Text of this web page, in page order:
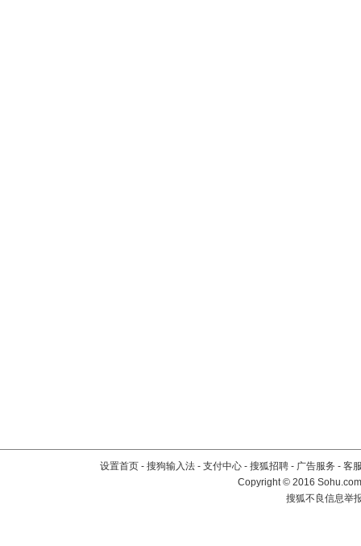
设置首页 - 搜狗输入法 - 支付中心 - 搜狐招聘 - 广告服务 - 客
Copyright©2016
搜狐不良信息举